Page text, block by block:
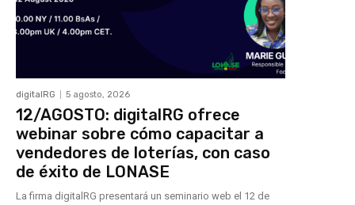
digitalRG 5 agosto, 2026
12/AGOSTO: digitalRG ofrece
webinar sobre cómo capacitar a
vendedores de loterías, con caso
de éxito de LONASE
La firma digitalRG presentará un seminario web el 12 de